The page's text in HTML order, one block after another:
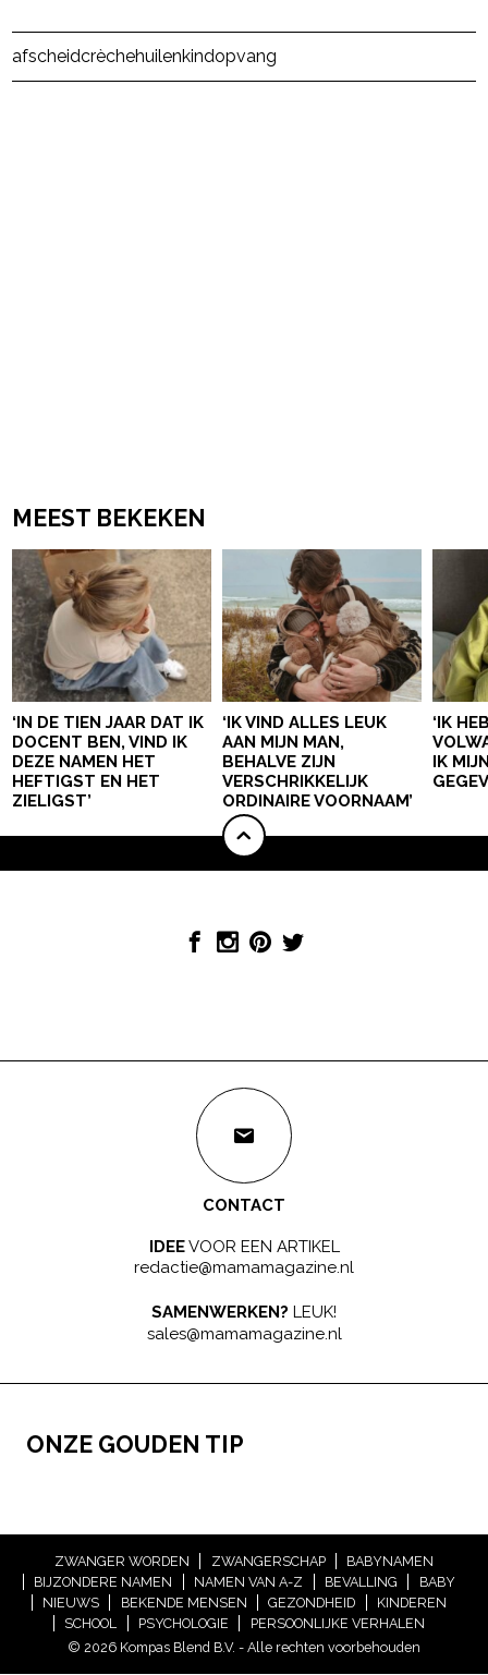
Post Views: 2.598
afscheidcrèchehuilenkindopvang
MEEST BEKEKEN
‘IN DE TIEN JAAR DAT IK
DOCENT BEN, VIND IK
DEZE NAMEN HET
HEFTIGST EN HET
ZIELIGST’
‘IK VIND ALLES LEUK
AAN MIJN MAN,
BEHALVE ZIJN
VERSCHRIKKELIJK
ORDINAIRE VOORNAAM’
‘IK
IK
CONTACT
IDEEVOOR EEN ARTIKEL
redactie@mamamagazine.nl
SAMENWERKEN? LEUK!
sales@mamamagazine.nl
ONZE GOUDEN TIP
ZWANGER WORDEN ZWANGERSCHAP
BABYNAMEN
BIJZONDERE NAMEN
NAMEN VAN A-Z BEVALLING
BABY
NIEUWS
BEKENDE MENSEN GEZONDHEID
KINDEREN
SCHOOL
PSYCHOLOGIE
PERSOONLIJKE VERHALEN
© 2026 Kompas Blend B.V. - Alle rechten voorbehouden